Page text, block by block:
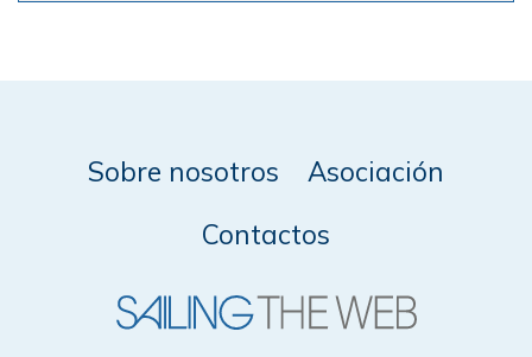
Sobre nosotros
Asociación
Contactos